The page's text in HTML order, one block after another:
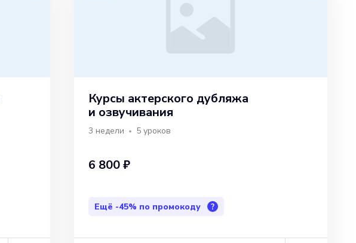
Курсы актерского дубляжа
и озвучивания
3 недели 5 уроков
6 800 ₽
Ещё -45% по промокоду ?